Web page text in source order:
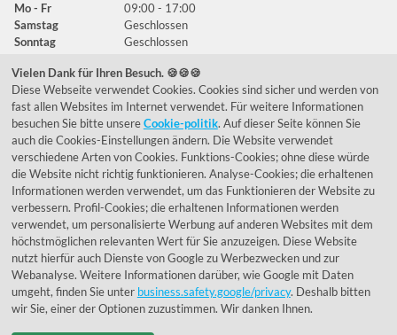
Mo - Fr
09:00 - 17:00
Samstag
Geschlossen
Sonntag
Geschlossen
Häufig gestellte Fragen
039292 - 678215
de@lumidora.com
FacebookInstagram
Kundenmeinungen
Exzellent - eKomi.de
Vielen Dank für Ihren Besuch. 🍪🍪🍪
Diese Webseite verwendet Cookies. Cookies sind sicher und werden von
fast allen Websites im Internet verwendet. Für weitere Informationen
besuchen Sie bitte unsereCookie-politik. Auf dieser Seite können Sie
auch die Cookies-Einstellungen ändern. Die Website verwendet
verschiedene Arten von Cookies. Funktions-Cookies; ohne diese würde
die Website nicht richtig funktionieren. Analyse-Cookies; die erhaltenen
Informationen werden verwendet, um das Funktionieren der Website zu
verbessern. Profil-Cookies; die erhaltenen Informationen werden
verwendet, um personalisierte Werbung auf anderen Websites mit dem
höchstmöglichen relevanten Wert für Sie anzuzeigen. Diese Website
nutzt hierfür auch Dienste von Google zu Werbezwecken und zur
Webanalyse. Weitere Informationen darüber, wie Google mit Daten
umgeht, finden Sie unter business.safety.google/privacy. Deshalb bitten
wir Sie, einer der Optionen zuzustimmen. Wir danken Ihnen.